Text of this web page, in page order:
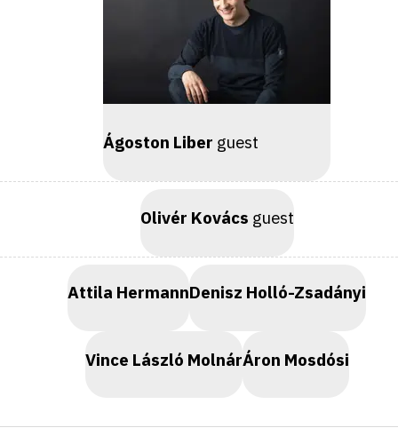
Ágoston Liber guest
Olivér Kovács guest
Attila HermannDenisz Holló-Zsadányi
Vince László MolnárÁron Mosdósi